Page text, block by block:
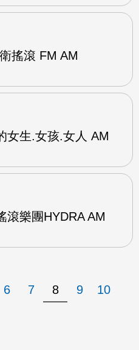
搖滾 FM AM
女生.女孩.女人 AM
滾樂團HYDRA AM
6 7 8 9
10